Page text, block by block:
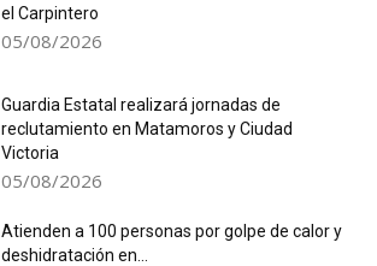
el Carpintero
05/08/2026
Guardia Estatal realizará jornadas de
reclutamiento en Matamoros y Ciudad
Victoria
05/08/2026
Atienden a 100 personas por golpe de calor y
deshidratación en...